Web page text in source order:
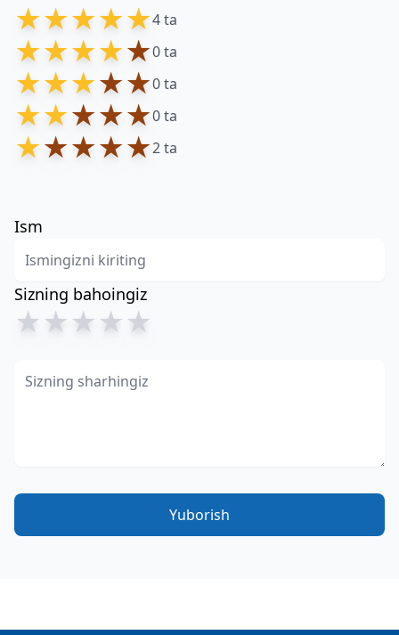
★★★★★4 ta
★★★★★0 ta
★★★★★0 ta
★★★★★0 ta
★★★★★2 ta
Ism
Sizning bahoingiz
★★★★★
Yuborish